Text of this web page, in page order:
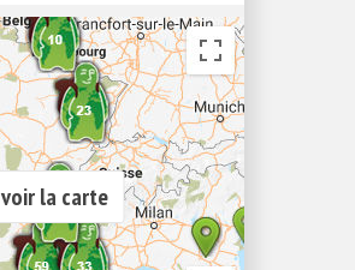
voir la carte